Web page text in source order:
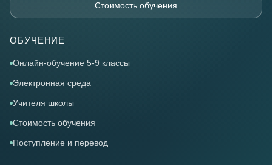
Стоимость обучения
ОБУЧЕНИЕ
Онлайн-обучение 5-9 классы
Электронная среда
Учителя школы
Стоимость обучения
Поступление и перевод